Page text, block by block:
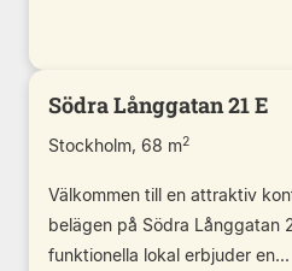
Södra Långgatan 21 E
Stockholm, 68 m2
Välkommen till en attraktiv
belägen på Södra Långgatan
funktionella lokal erbjuder en...